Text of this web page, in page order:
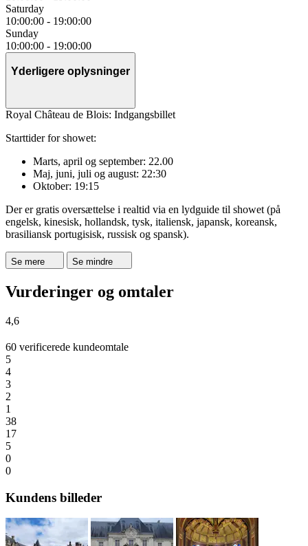
Saturday
10:00:00 - 19:00:00
Sunday
10:00:00 - 19:00:00
Yderligere oplysninger
Royal Château de Blois: Indgangsbillet
Starttider for showet:
Marts, april og september: 22.00
Maj, juni, juli og august: 22:30
Oktober: 19:15
Der er gratis oversættelse i realtid via en lydguide til showet (på
engelsk, kinesisk, hollandsk, tysk, italiensk, japansk, koreansk,
brasiliansk portugisisk, russisk og spansk).
Se mere Se mindre
Vurderinger og omtaler
4,6
60 verificerede kundeomtale
5
4
3
2
1
38
17
5
0
0
Kundens billeder